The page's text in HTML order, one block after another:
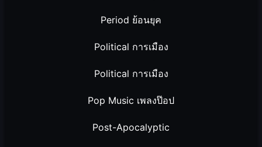
Period ย้อนยุค
Political การเมือง
Political การเมือง
Pop Music เพลงป๊อป
Post-Apocalyptic